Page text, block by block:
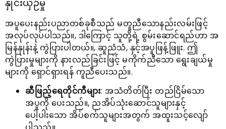
နှိုင်းယှဉ်မှု
အပူပေးနည်းပညာတစ်ခုစီသည် မတူညီသောနည်းလမ်းဖြင့်
အလုပ်လုပ်ပါသည်။, ဒါကြောင့် သူတို့ရဲ့ စွမ်းဆောင်ရည်ဟာ အ
မြန်နှုန်းနဲ့ ကွဲပြားပါတယ်။, ဆူညံသံ, နှင့်အပူဖြန့်ဖြူး. ဤ
ကွဲပြားမှုများကို နားလည်ခြင်းဖြင့် မကိုက်ညီသော ရွေးချယ်မှု
များကို ရှောင်ရှားရန် ကူညီပေးသည်။.
ဆီဖြည့်ရေတိုင်ကီများ: အသံတိတ်ပြီး တည်ငြိမ်သော
အပူကို ပေးသည်။, ညအိပ်သုံးဆောင်သူများနှင့်
ပေါ့ပါးသော အိပ်စက်သူများအတွက် အထူးသင့်လျော်